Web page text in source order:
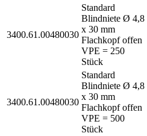
3400.61.00480030
Standard
Blindniete Ø 4,8
x 30 mm
Flachkopf offen
VPE = 250
Stück
3400.61.00480030
Standard
Blindniete Ø 4,8
x 30 mm
Flachkopf offen
VPE = 500
Stück